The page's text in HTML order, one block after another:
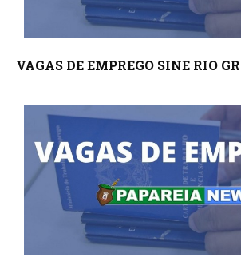
VAGAS DE EMPREGO SINE RIO